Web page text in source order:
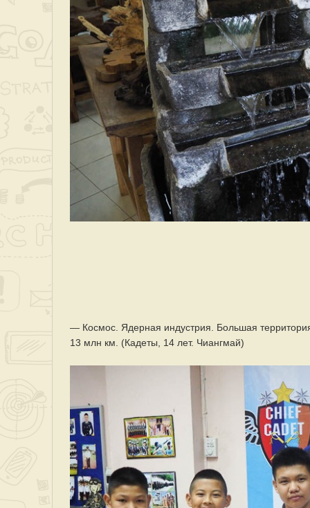
— Космос. Ядерная индустрия. Большая
13 млн км. (Кадеты, 14 лет. Чиангмай)